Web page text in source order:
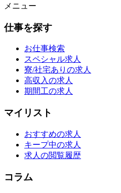
メニュー
仕事を探す
お仕事検索
スペシャル求人
寮/社宅ありの求人
高収入の求人
期間工の求人
マイリスト
おすすめの求人
キープ中の求人
求人の閲覧履歴
コラム